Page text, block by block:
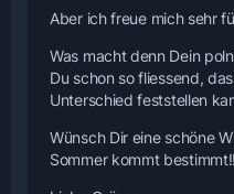
Aber ich freue mich sehr
Was macht denn Dein
Du schon so fliessend,
Unterschied feststellen
Wünsch Dir eine schöne
Sommer kommt bestimmt!!